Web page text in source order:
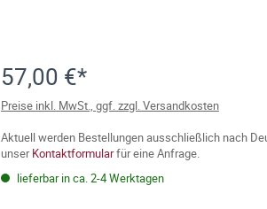
57,00 €*
Preise inkl. MwSt., ggf. zzgl. Versandkosten
Aktuell werden Bestellungen ausschließlich nach
unserKontaktformularfür eine Anfrage.
lieferbar in ca. 2-4 Werktagen